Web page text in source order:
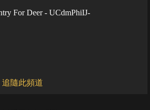
For Deer - UCdmPhiIJ-
追隨此頻道